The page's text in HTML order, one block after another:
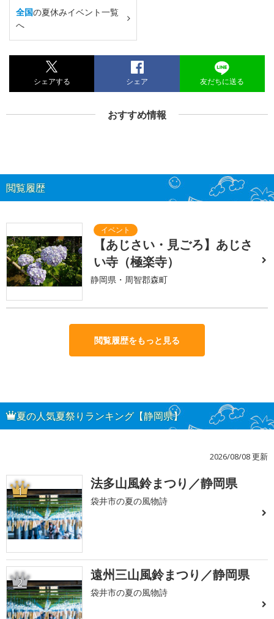
全国の夏休みイベント一覧
へ
シェアする シェア 友だちに送る
おすすめ情報
閲覧履歴
【あじさい・見ごろ】あじさ
い寺（極楽寺）
静岡県・周智郡森町
閲覧履歴をもっと見る
夏の人気夏祭りランキング【静岡県】
2026/08/08 更新
1 法多山風鈴まつり／静岡県
袋井市の夏の風物詩
2 遠州三山風鈴まつり／静岡県
袋井市の夏の風物詩